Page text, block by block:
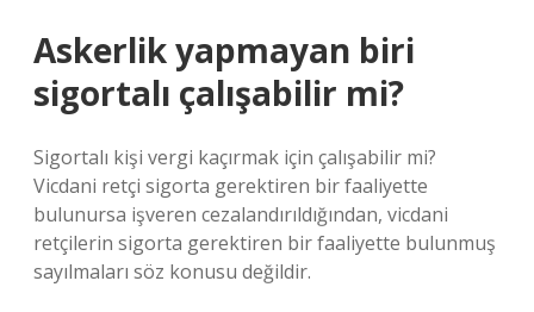
Askerlik yapmayan biri
sigortalı çalışabilir mi?
Sigortalı kişi vergi kaçırmak için çalışabilir mi?
Vicdani retçi sigorta gerektiren bir faaliyette
bulunursa işveren cezalandırıldığından, vicdani
retçilerin sigorta gerektiren bir faaliyette bulunmuş
sayılmaları söz konusu değildir.